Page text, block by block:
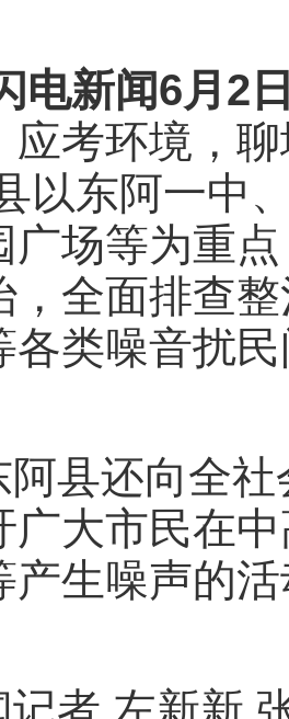
电新闻6月2
应考环境，
以东阿一中
广场等为重
，全面排查
各类噪音扰
阿县还向全
广大市民在
产生噪声的